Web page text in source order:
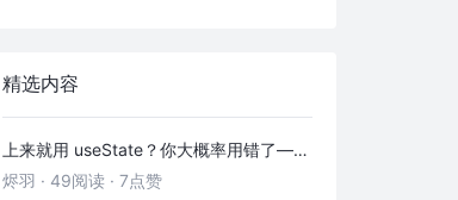
精选内容
上来就用 useState？你大概率用错了——useRef 的三种正确打开方式
烬羽 · 49阅读 · 7点赞